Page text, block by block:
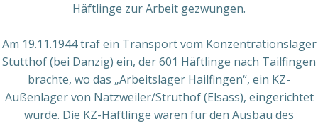
Häftlinge zur Arbeit gezwungen.
Am 19.11.1944 traf ein Transport vom Konzentrationslager
Stutthof (bei Danzig) ein, der 601 Häftlinge nach Tailfingen
brachte, wo das „Arbeitslager Hailfingen“, ein KZ-
Außenlager von Natzweiler/Struthof (Elsass), eingerichtet
wurde. Die KZ-Häftlinge waren für den Ausbau des